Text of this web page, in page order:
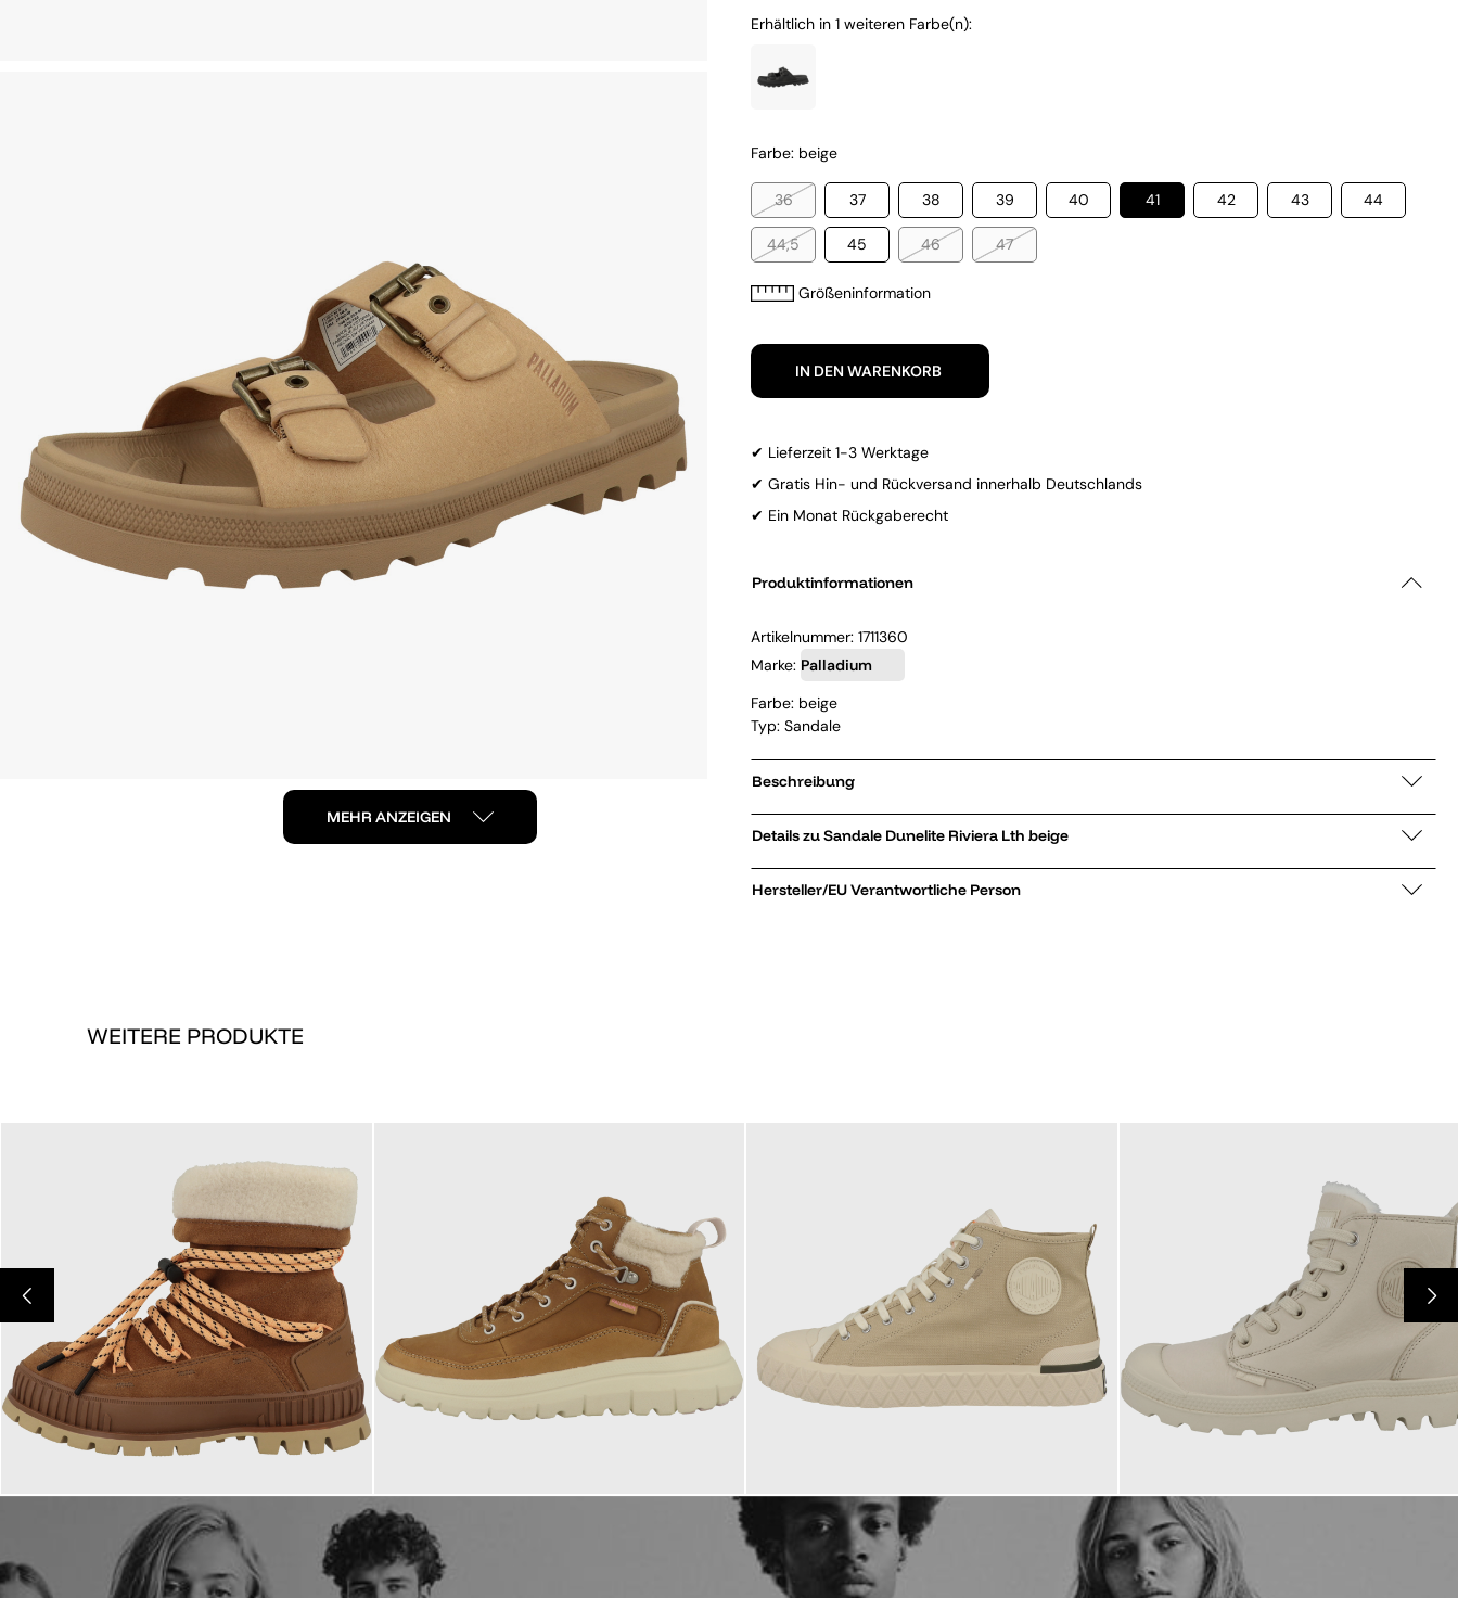
MEHR ANZEIGEN
Erhältlich in 1 weiteren Farbe(n):
Farbe: beige
36 37 38 39 40 41 42 43 44
44,5 45 46 47
Größeninformation
IN DEN WARENKORB
✔ Lieferzeit 1-3 Werktage
✔ Gratis Hin- und Rückversand innerhalb Deutschlands
✔ Ein Monat Rückgaberecht
Produktinformationen
Artikelnummer: 1711360
Marke: Palladium
Farbe: beige
Typ: Sandale
Beschreibung
Details zu Sandale Dunelite Riviera Lth beige
Hersteller/EU Verantwortliche Person
WEITERE PRODUKTE
139,95 €